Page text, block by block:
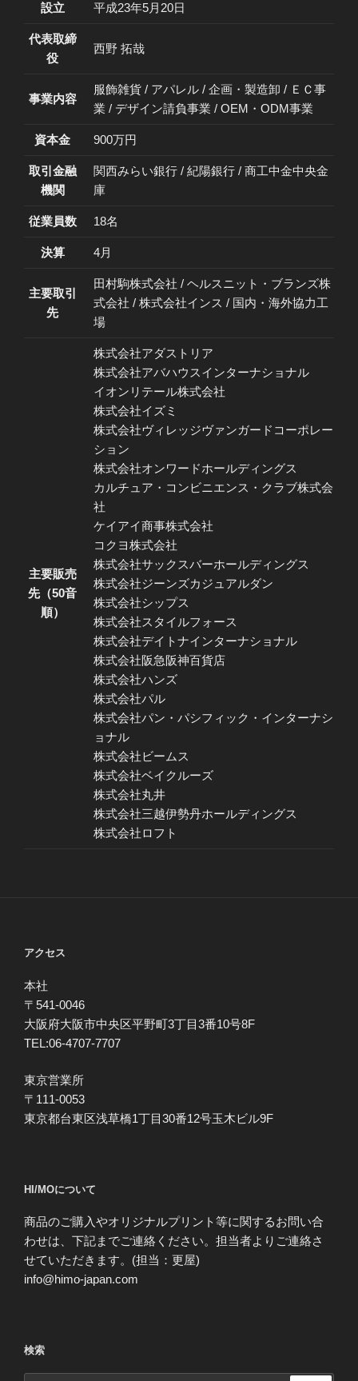
設立 平成23年5月20日
代表取締
役
西野 拓哉
事業内容
服飾雑貨 / アパレル / 企画・製造卸 / ＥＣ事
業 / デザイン請負事業 / OEM・ODM事業
資本金 900万円
取引金融
機関
関西みらい銀行 / 紀陽銀行 / 商工中金中央金
庫
従業員数 18名
決算 4月
主要取引
先
田村駒株式会社 / ヘルスニット・ブランズ株
式会社 / 株式会社インス / 国内・海外協力工
場
主要販売
先（50音
順）
株式会社アダストリア
株式会社アバハウスインターナショナル
イオンリテール株式会社
株式会社イズミ
株式会社ヴィレッジヴァンガードコーポレー
ション
株式会社オンワードホールディングス
カルチュア・コンビニエンス・クラブ株式会
社
ケイアイ商事株式会社
コクヨ株式会社
株式会社サックスバーホールディングス
株式会社ジーンズカジュアルダン
株式会社シップス
株式会社スタイルフォース
株式会社デイトナインターナショナル
株式会社阪急阪神百貨店
株式会社ハンズ
株式会社パル
株式会社パン・パシフィック・インターナシ
ョナル
株式会社ビームス
株式会社ベイクルーズ
株式会社丸井
株式会社三越伊勢丹ホールディングス
株式会社ロフト
アクセス
本社
〒541-0046
大阪府大阪市中央区平野町3丁目3番10号8F
TEL:06-4707-7707
東京営業所
〒111-0053
東京都台東区浅草橋1丁目30番12号玉木ビル9F
HI/MOについて
商品のご購入やオリジナルプリント等に関するお問い合
わせは、下記までご連絡ください。担当者よりご連絡さ
せていただきます。(担当：更屋)
info@himo-japan.com
検索